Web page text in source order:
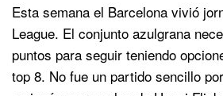
Esta semana el Barcelona vivió
League. El conjunto azulgrana
puntos para seguir teniendo
top 8. No fue un partido sencillo